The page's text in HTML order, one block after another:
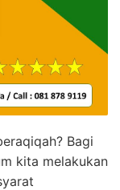
Bagi
kita melakukan